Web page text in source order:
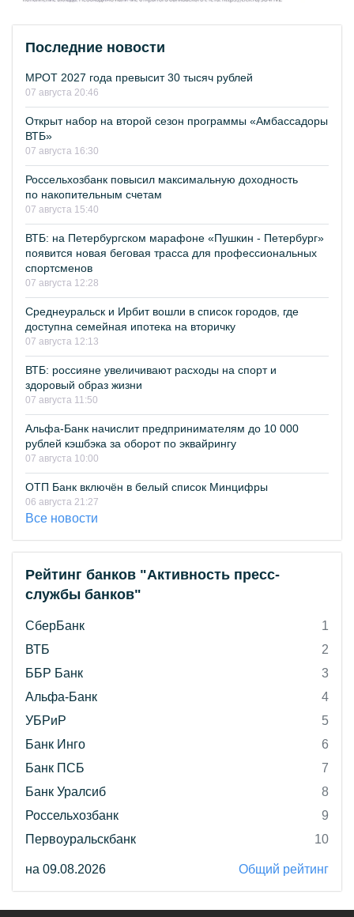
Последние новости
МРОТ 2027 года превысит 30 тысяч рублей
07 августа 20:46
Открыт набор на второй сезон программы «Амбассадоры
ВТБ»
07 августа 16:30
Россельхозбанк повысил максимальную доходность
по накопительным счетам
07 августа 15:40
ВТБ: на Петербургском марафоне «Пушкин - Петербург»
появится новая беговая трасса для профессиональных
спортсменов
07 августа 12:28
Среднеуральск и Ирбит вошли в список городов, где
доступна семейная ипотека на вторичку
07 августа 12:13
ВТБ: россияне увеличивают расходы на спорт и
здоровый образ жизни
07 августа 11:50
Альфа-Банк начислит предпринимателям до 10 000
рублей кэшбэка за оборот по эквайрингу
07 августа 10:00
ОТП Банк включён в белый список Минцифры
06 августа 21:27
Все новости
Рейтинг банков "Активность пресс-
службы банков"
СберБанк
1
ВТБ
2
ББР Банк
3
Альфа-Банк
4
УБРиР
5
Банк Инго
6
Банк ПСБ
7
Банк Уралсиб
8
Россельхозбанк
9
Первоуральскбанк
10
на 09.08.2026 Общий рейтинг